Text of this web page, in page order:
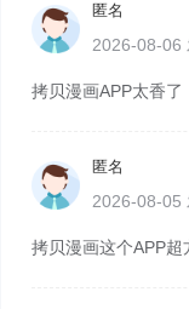
匿名
2026-08-06
拷贝漫画APP太香
匿名
2026-08-05
拷贝漫画这个APP超